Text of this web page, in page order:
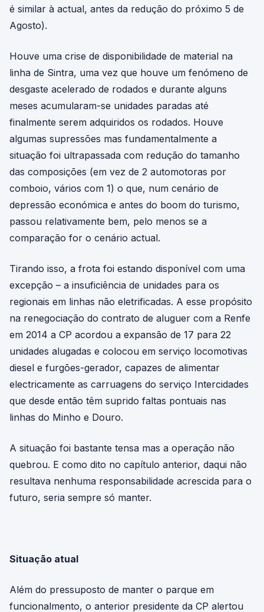
é similar à actual, antes da redução do próximo 5 de
Agosto).
Houve uma crise de disponibilidade de material na
linha de Sintra, uma vez que houve um fenómeno de
desgaste acelerado de rodados e durante alguns
meses acumularam-se unidades paradas até
finalmente serem adquiridos os rodados. Houve
algumas supressões mas fundamentalmente a
situação foi ultrapassada com redução do tamanho
das composições (em vez de 2 automotoras por
comboio, vários com 1) o que, num cenário de
depressão económica e antes do boom do turismo,
passou relativamente bem, pelo menos se a
comparação for o cenário actual.
Tirando isso, a frota foi estando disponível com uma
excepção – a insuficiência de unidades para os
regionais em linhas não eletrificadas. A esse propósito
na renegociação do contrato de aluguer com a Renfe
em 2014 a CP acordou a expansão de 17 para 22
unidades alugadas e colocou em serviço locomotivas
diesel e furgões-gerador, capazes de alimentar
electricamente as carruagens do serviço Intercidades
que desde então têm suprido faltas pontuais nas
linhas do Minho e Douro.
A situação foi bastante tensa mas a operação não
quebrou. E como dito no capítulo anterior, daqui não
resultava nenhuma responsabilidade acrescida para o
futuro, seria sempre só manter.
Situação atual
Além do pressuposto de manter o parque em
funcionalmento, o anterior presidente da CP alertou